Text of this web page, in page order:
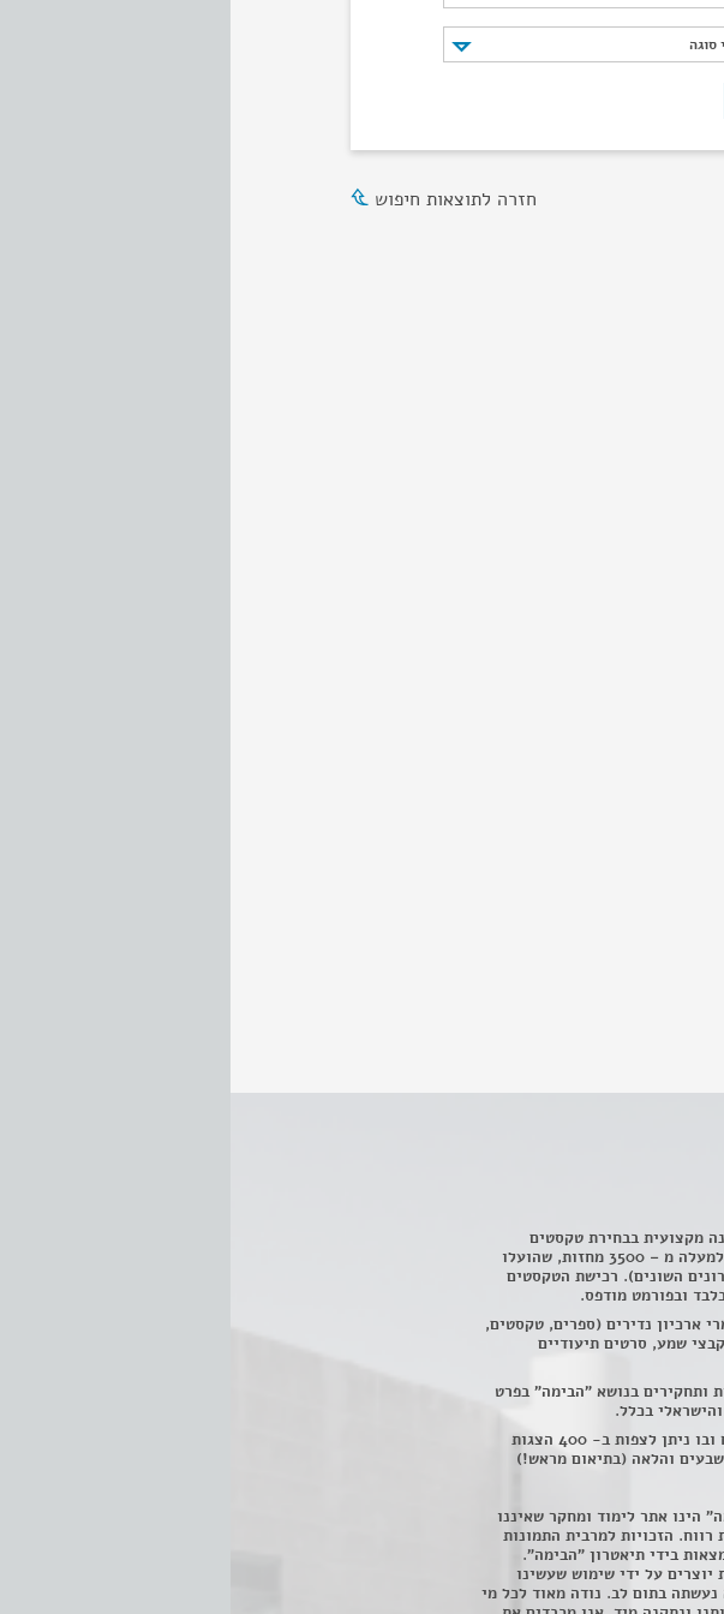
סוגה
סוגה
חזרה לתוצאות חיפוש
מקצועית בבחירת טקסטים
ומונולוגים (מתוך למעלה מ – 3500 מחזות, שהועלו
השונים). רכישת הטקסטים
ובפורמט מודפס.
ארכיון נדירים (ספרים, טקסטים,
שמע, סרטים תיעודיים
ותחקירים בנושא "הבימה" בפרט
בכלל.
חדר הצפייה מרווח ובו ניתן לצפות ב- 400 הצגות
והלאה (בתיאום מראש!)
הינו אתר לימוד ומחקר שאיננו
הזכויות למרבית התמונות
בידי תיאטרון "הבימה".
יוצרים על ידי שימוש שעשינו
בתום לב. נודה מאוד לכל מי